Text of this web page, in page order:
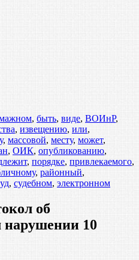
, быть, виде, ВОИнР,
, извещению, или,
, массовой, месту, может,
, ОИК, опубликованию,
, порядке, привлекаемого,
, районный,
, судебном, электронном
об
нарушении 10